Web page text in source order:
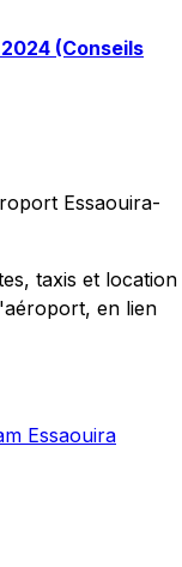
(Conseils
Essaouira-
taxis et location
en lien
Essaouira